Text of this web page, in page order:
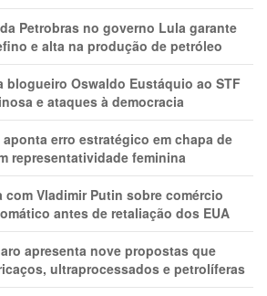
Petrobras no governo Lula garante
e alta na produção de petróleo
blogueiro Oswaldo Eustáquio ao STF
e ataques à democracia
erro estratégico em chapa de
representatividade feminina
com Vladimir Putin sobre comércio
antes de retaliação dos EUA
apresenta nove propostas que
ultraprocessados e petrolíferas